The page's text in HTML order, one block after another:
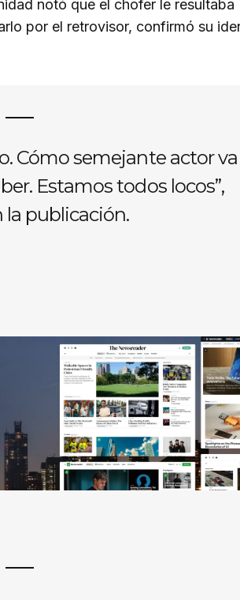
notó que el chofer le resultaba
por el retrovisor, confirmó su
Cómo semejante actor va
Estamos todos locos”,
la publicación.